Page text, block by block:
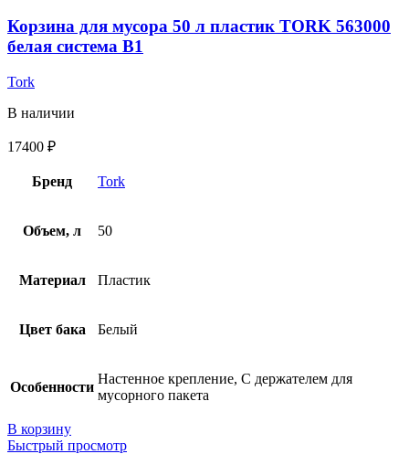
Корзина для мусора 50 л пластик TORK 563000
белая система B1
Tork
В наличии
17400 ₽
Бренд Tork
Объем, л 50
Материал Пластик
Цвет бака Белый
Особенности
Настенное крепление, С держателем для
мусорного пакета
В корзину
Быстрый просмотр